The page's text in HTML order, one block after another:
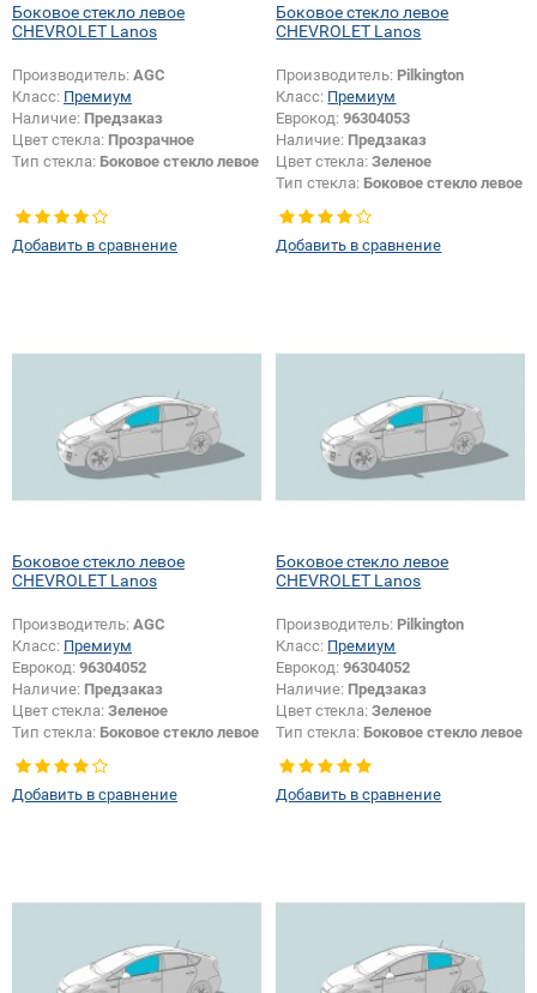
Боковое стекло левое
CHEVROLET Lanos
Производитель: AGC
Класс: Премиум
Наличие: Предзаказ
Цвет стекла: Прозрачное
Тип стекла: Боковое стекло левое
Добавить в сравнение
Боковое стекло левое
CHEVROLET Lanos
Производитель: Pilkington
Класс: Премиум
Еврокод:96304053
Наличие: Предзаказ
Цвет стекла:Зеленое
Тип стекла: Боковое стекло левое
Добавить в сравнение
Боковое стекло левое
CHEVROLET Lanos
Производитель: AGC
Класс: Премиум
Еврокод: 96304052
Наличие: Предзаказ
Цвет стекла: Зеленое
Тип стекла: Боковое стекло левое
Добавить в сравнение
Боковое стекло левое
CHEVROLET Lanos
Производитель: Pilkington
Класс: Премиум
Еврокод:96304052
Наличие: Предзаказ
Цвет стекла:Зеленое
Тип стекла: Боковое стекло левое
Добавить в сравнение